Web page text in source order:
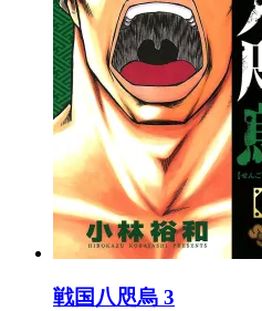
戦国八咫烏 3